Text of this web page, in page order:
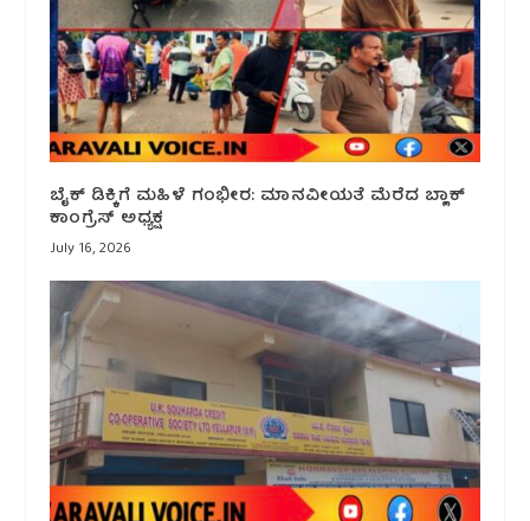
ಬೈಕ್ ಡಿಕ್ಕಿಗೆ ಮಹಿಳೆ ಗಂಭೀರ: ಮಾನವೀಯತೆ ಮೆರೆದ ಬ್ಲಾಕ್
ಕಾಂಗ್ರೆಸ್ ಅಧ್ಯಕ್ಷ
July 16, 2026